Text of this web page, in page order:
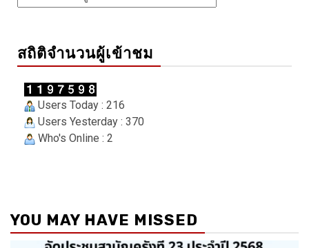
สถิติจำนวนผู้เข้าชม
Users Today : 216
Users Yesterday : 370
Who's Online : 2
YOU MAY HAVE MISSED